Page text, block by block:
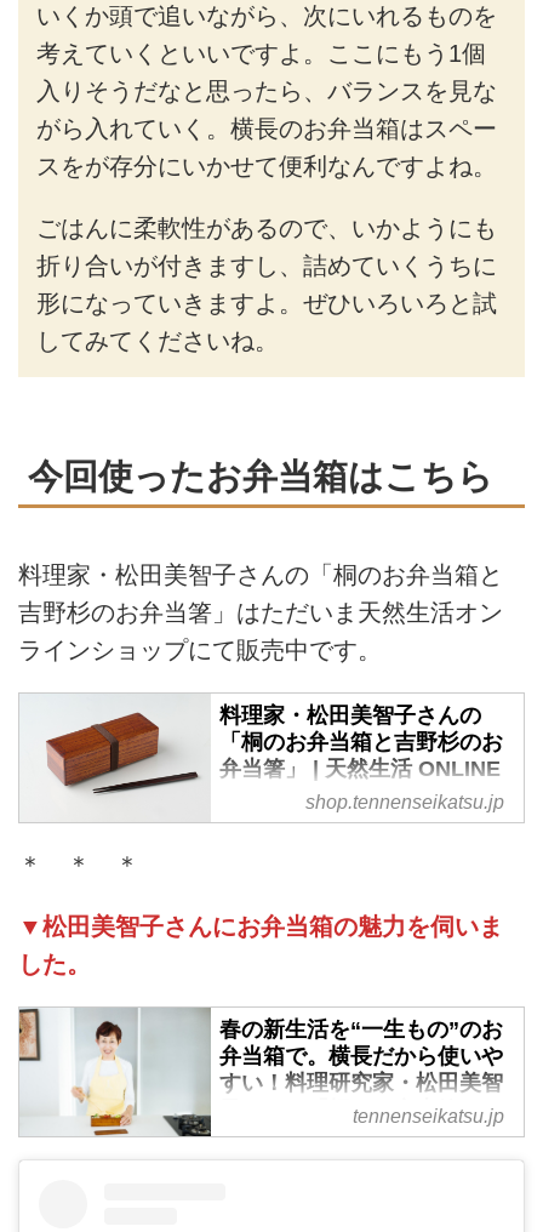
いくか頭で追いながら、次にいれるものを
考えていくといいですよ。ここにもう1個
入りそうだなと思ったら、バランスを見な
がら入れていく。横長のお弁当箱はスペー
スをが存分にいかせて便利なんですよね。
ごはんに柔軟性があるので、いかようにも
折り合いが付きますし、詰めていくうちに
形になっていきますよ。ぜひいろいろと試
してみてくださいね。
今回使ったお弁当箱はこちら
料理家・松田美智子さんの「桐のお弁当箱と
吉野杉のお弁当箸」はただいま天然生活オン
ラインショップにて販売中です。
料理家・松田美智子さんの
「桐のお弁当箱と吉野杉のお
弁当箸」 | 天然生活 ONLINE
当箱と吉野杉のお箸は、ともに拭
き漆が施された上品な色合いで
shop.tennenseikatsu.jp
＊ ＊ ＊
▼松田美智子さんにお弁当箱の魅力を伺いま
した。
春の新生活を“一生もの”のお
弁当箱で。横長だから使いや
すい！料理研究家・松田美智
子さんの「桐のお弁当箱」 -
天然生活web
tennenseikatsu.jp